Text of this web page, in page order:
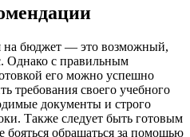
на бюджет — это возможный,
Однако с правильным
его можно успешно
требования своего учебного
документы и строго
Также следует быть готовым
обращаться за помощью